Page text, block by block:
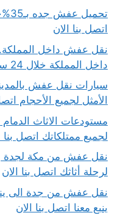
اتصل بنا الان
نقل عفش داخل
داخل المملكة خلال 24 ساعة – أين ما كنت نوصلك
الأمثل لجميع الأحجام
لجميع ممتلكاتك اتصل بنا
لرحلة أثاثك اتصل بنا الان
ينبع معنا اتصل بنا الان